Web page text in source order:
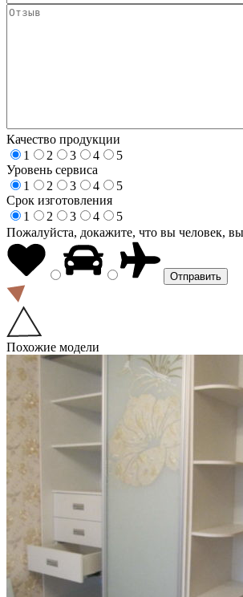
Качество продукции
1
2 3 4
5
Уровень сервиса
1
2 3 4
5
Срок изготовления
1
2 3 4
5
Пожалуйста, докажите, что вы человек,
Похожие модели